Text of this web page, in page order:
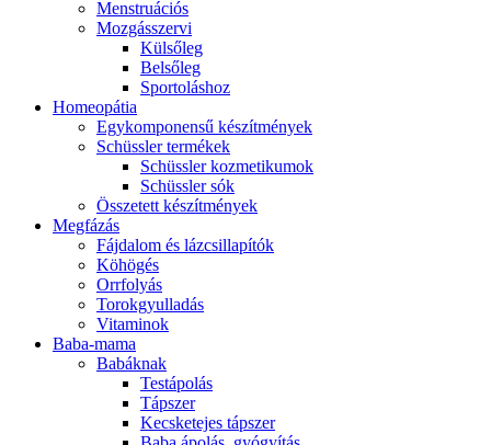
Menstruációs
Mozgásszervi
Külsőleg
Belsőleg
Sportoláshoz
Homeopátia
Egykomponensű készítmények
Schüssler termékek
Schüssler kozmetikumok
Schüssler sók
Összetett készítmények
Megfázás
Fájdalom és lázcsillapítók
Köhögés
Orrfolyás
Torokgyulladás
Vitaminok
Baba-mama
Babáknak
Testápolás
Tápszer
Kecsketejes tápszer